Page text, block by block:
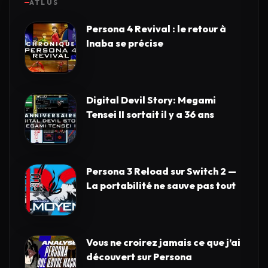
ATLUS
Persona 4 Revival : le retour à
Inaba se précise
Digital Devil Story: Megami
Tensei II sortait il y a 36 ans
Persona 3 Reload sur Switch 2 —
La portabilité ne sauve pas tout
Vous ne croirez jamais ce que j’ai
découvert sur Persona